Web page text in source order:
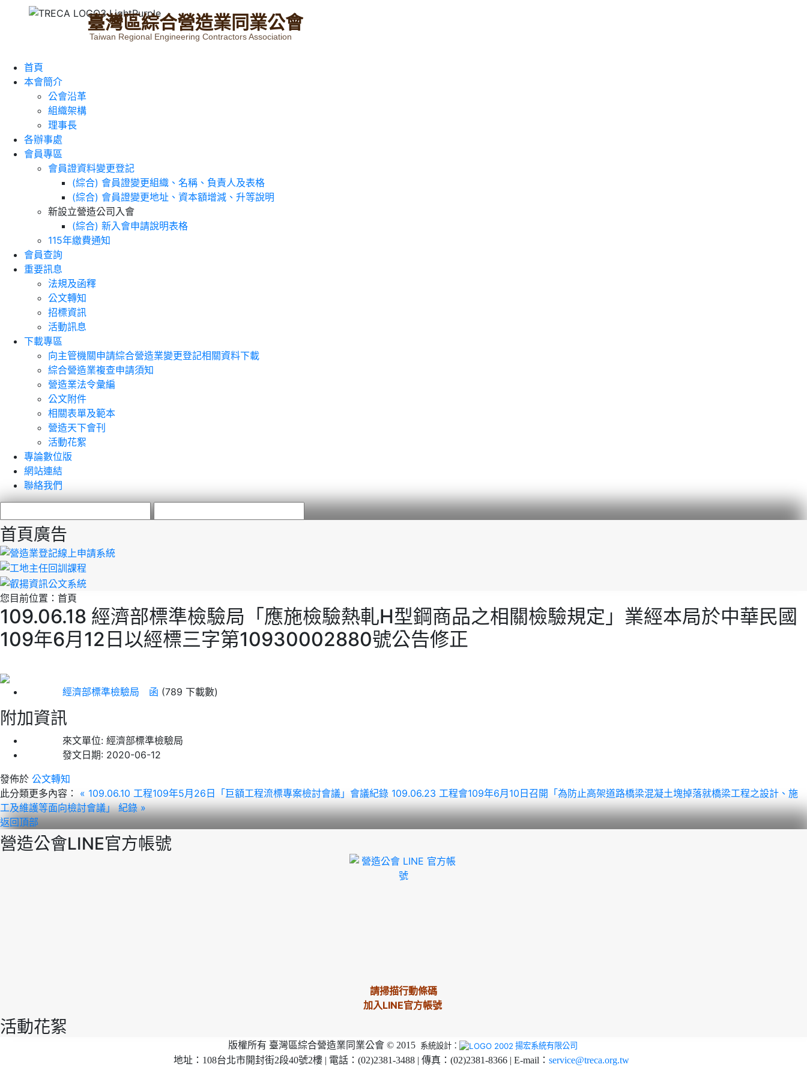
臺灣區綜合營造業同業公會
Taiwan Regional Engineering Contractors Association
首頁
本會簡介
公會沿革
組織架構
理事長
各辦事處
會員專區
會員證資料變更登記
(綜合) 會員證變更組織、名稱、負責人及表格
(綜合) 會員證變更地址、資本額增減、升等說明
新設立營造公司入會
(綜合) 新入會申請說明表格
115年繳費通知
會員查詢
重要訊息
法規及函釋
公文轉知
招標資訊
活動訊息
下載專區
向主管機關申請綜合營造業變更登記相關資料下載
綜合營造業複查申請須知
營造業法令彙編
公文附件
相關表單及範本
營造天下會刊
活動花絮
專論數位版
網站連結
聯絡我們
首頁廣告
您目前位置： 首頁
109.06.18 經濟部標準檢驗局「應施檢驗熱軋H型鋼商品之相關檢驗規定」業經本局於中華民國
109年6月12日以經標三字第10930002880號公告修正
經濟部標準檢驗局 函 (789 下載數)
附加資訊
來文單位: 經濟部標準檢驗局
發文日期: 2020-06-12
發佈於 公文轉知
此分類更多內容： « 109.06.10 工程109年5月26日「巨額工程流標專案檢討會議」會議紀錄 109.06.23 工程會109年6月10日召開「為防止高架道路橋梁混凝土塊掉落就橋梁工程之設計、施
工及維護等面向檢討會議」 紀錄 »
返回頂部
營造公會LINE官方帳號
請掃描行動條碼
加入LINE官方帳號
活動花絮
版權所有 臺灣區綜合營造業同業公會 © 2015 系統設計： 揚宏系統有限公司
地址：108台北市開封街2段40號2樓 | 電話：(02)2381-3488 | 傳真：(02)2381-8366 | E-mail： service@treca.org.tw